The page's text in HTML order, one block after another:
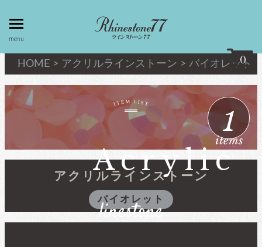
toggle
menu
menu
0
my page
マイページ
policy
扱
linestone ラインストーン
キシリウスカット
HOME > アクリルラインストーン > バイオレット
Acrylic
linestone
1
items
アクリルラインストーン
バイオレット